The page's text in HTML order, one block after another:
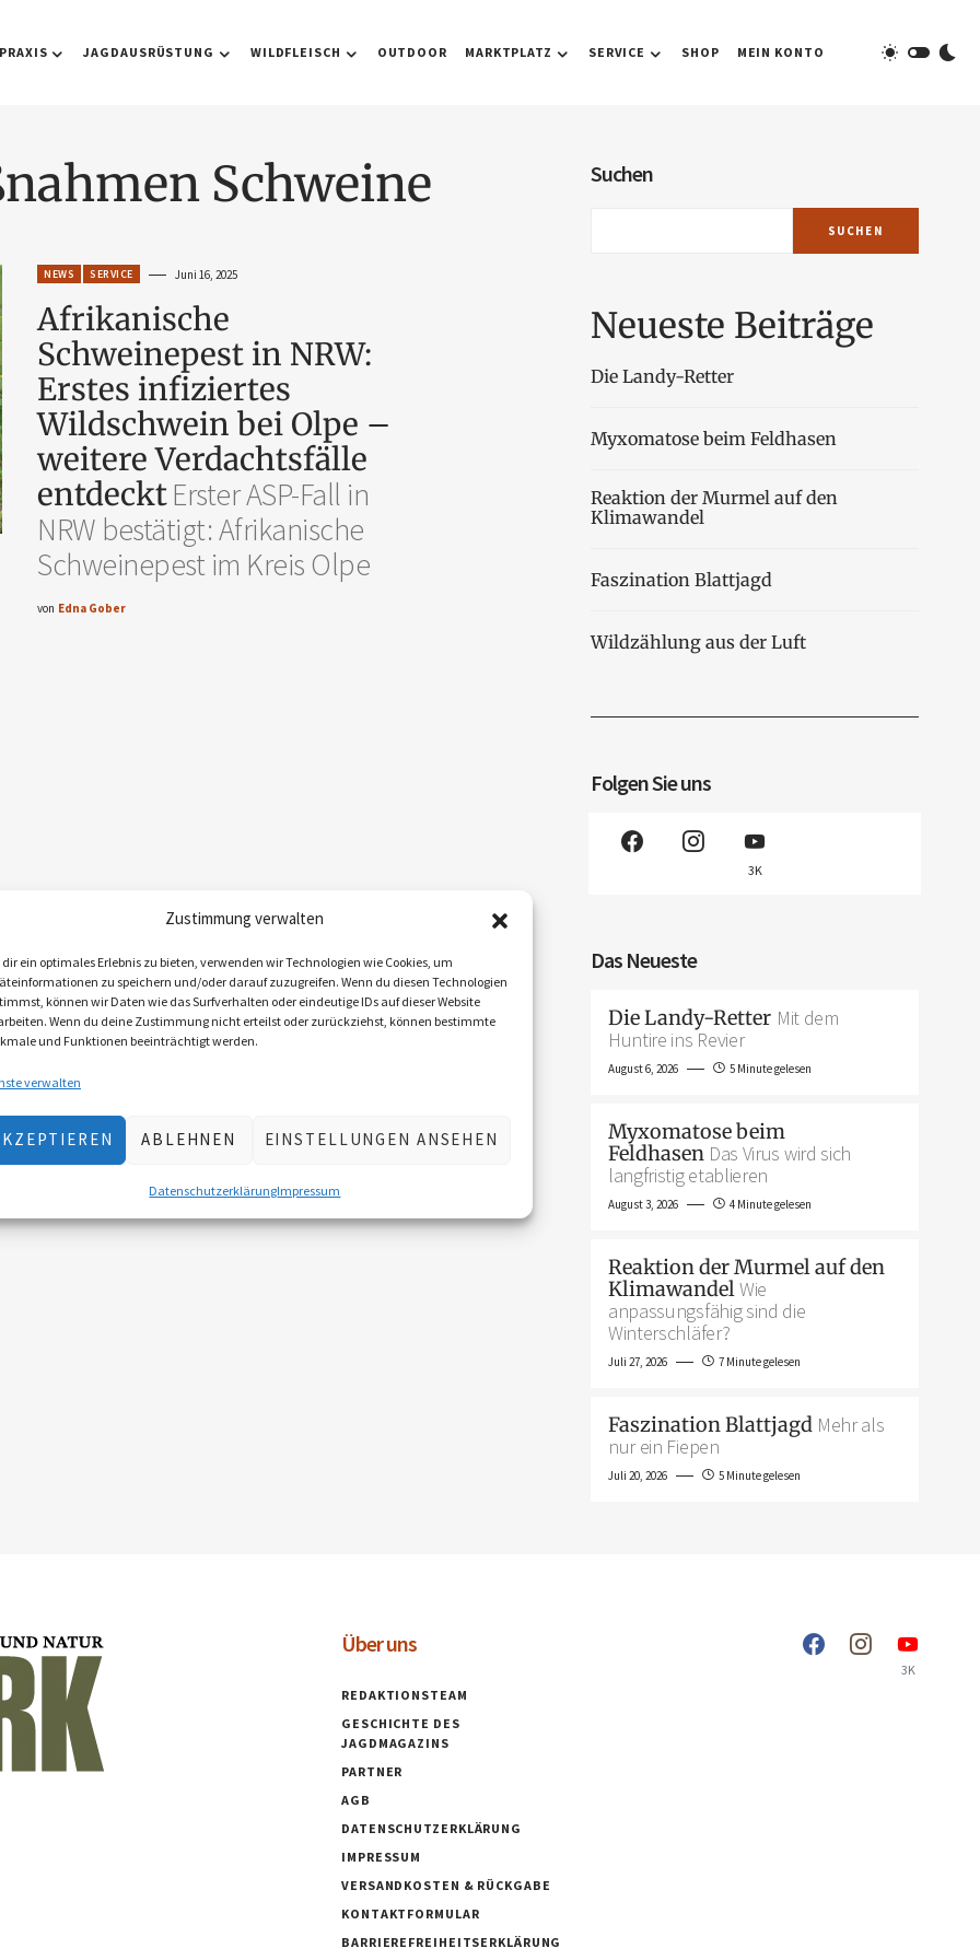
Zustimmung verwalten
ein optimales Erlebnis zu bieten, verwenden wir Technologien wie Cookies, um
zu speichern und/oder darauf zuzugreifen. Wenn du diesen Technologien
können wir Daten wie das Surfverhalten oder eindeutige IDs auf dieser Website
Wenn du deine Zustimmung nicht erteilst oder zurückziehst, können bestimmte
und Funktionen beeinträchtigt werden.
verwalten
ABLEHNEN EINSTELLUNGEN ANSEHEN
DatenschutzerklärungImpressum
JAGDAUSRÜSTUNG WILDFLEISCH OUTDOOR MARKTPLATZ SERVICE SHOP MEIN KONTO
Schweine
NEWS SERVICE Juni 16, 2025
Afrikanische
Schweinepest in NRW:
Erstes infiziertes
Wildschwein bei Olpe –
weitere Verdachtsfälle
entdecktErster ASP-Fall in
NRW bestätigt: Afrikanische
Schweinepest im Kreis Olpe
von Edna Gober
Suchen
SUCHEN
Neueste Beiträge
Die Landy-Retter
Myxomatose beim Feldhasen
Reaktion der Murmel auf den
Klimawandel
Faszination Blattjagd
Wildzählung aus der Luft
Folgen Sie uns
3K
Das Neueste
Die Landy-Retter Mit dem
Huntire ins Revier
August 6, 2026 5 Minute gelesen
Myxomatose beim
Feldhasen Das Virus wird sich
langfristig etablieren
August 3, 2026 4 Minute gelesen
Reaktion der Murmel auf den
KlimawandelWie
anpassungsfähig sind die
Winterschläfer?
Juli 27, 2026 7 Minute gelesen
Faszination Blattjagd Mehr als
nur ein Fiepen
Juli 20, 2026 5 Minute gelesen
Über uns
REDAKTIONSTEAM
GESCHICHTE DES
JAGDMAGAZINS
PARTNER
AGB
DATENSCHUTZERKLÄRUNG
IMPRESSUM
VERSANDKOSTEN & RÜCKGABE
KONTAKTFORMULAR
BARRIEREFREIHEITSERKLÄRUNG
3K